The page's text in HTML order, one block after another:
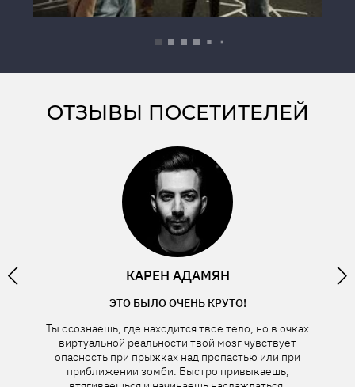
ОТЗЫВЫ ПОСЕТИТЕЛЕЙ
КАРЕН АДАМЯН
ЭТО БЫЛО ОЧЕНЬ КРУТО!
Ты осознаешь, где находится твое тело, но в очках
виртуальной реальности твой мозг чувствует
опасность при прыжках над пропастью или при
приближении зомби. Быстро привыкаешь,